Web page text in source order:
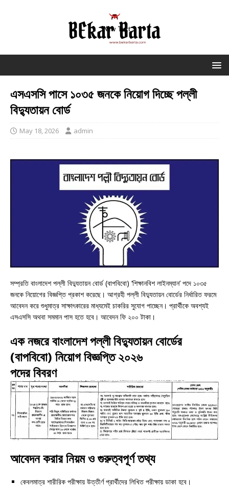
এসএসসি পাসে ১০৩৫ জনকে নিয়োগ দিচ্ছে পল্লী
বিদ্যুতায়ন বোর্ড
May 18, 2026 admin
সম্প্রতি বাংলাদেশ পল্লী বিদ্যুতায়ন বোর্ড (বাপবিবো) ‘শিক্ষানবিশ লাইনম্যান’ পদে ১০৩৫
জনকে নিয়োগের বিজ্ঞপ্তি প্রকাশ করেছে। আগ্রহী পল্লী বিদ্যুতায়ন বোর্ডের নির্ধারিত ফরমে
আবেদন করে শুধুমাত্র সাক্ষাৎকারের মাধ্যমেই চাকরির সুযোগ পাচ্ছেন। প্রার্থীকে অবশ্যই
এসএসসি অথবা সমমান পাস হতে হবে। আবেদন ফি ২০০ টাকা।
এক নজরে বাংলাদেশ পল্লী বিদ্যুতায়ন বোর্ডের
(বাপবিবো) নিয়োগ বিজ্ঞপ্তি ২০২৬
পদের বিবরণ
আবেদন করার নিয়ম ও গুরুত্বপূর্ণ তথ্য
কেবলমাত্র শারীরিক পরীক্ষায় উত্তীর্ণ প্রার্থীদের লিখিত পরীক্ষায় ডাকা হবে।